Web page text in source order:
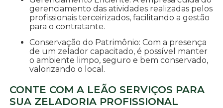
gerenciamento das atividades realizadas pelos
profissionais terceirizados, facilitando a gestão
para o contratante.
Conservação do Patrimônio: Com a presença
de um zelador capacitado, é possível manter
o ambiente limpo, seguro e bem conservado,
valorizando o local.
CONTE COM A LEÃO SERVIÇOS PARA
SUA ZELADORIA PROFISSIONAL